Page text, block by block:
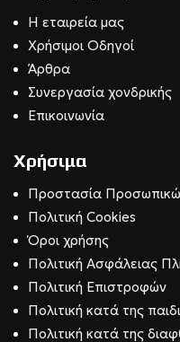
Η εταιρεία μας
Χρήσιμοι Οδηγοί
Άρθρα
Συνεργασία χονδρικής
Επικοινωνία
Χρήσιμα
Προστασία
Πολιτική Cookies
Όροι χρήσης
Πολιτική Ασφάλειας
Πολιτική Επιστροφών
Πολιτική κατά της
Πολιτική κατά της